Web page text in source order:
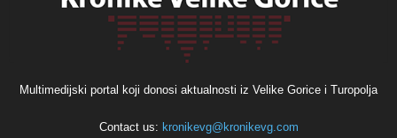
Multimedijski portal koji donosi aktualnosti iz Velike Gorice i Turopolja
Contact us: kronikevg@kronikevg.com